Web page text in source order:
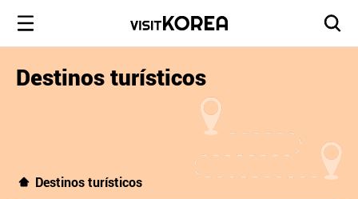
Destinos turísticos
Destinos turísticos